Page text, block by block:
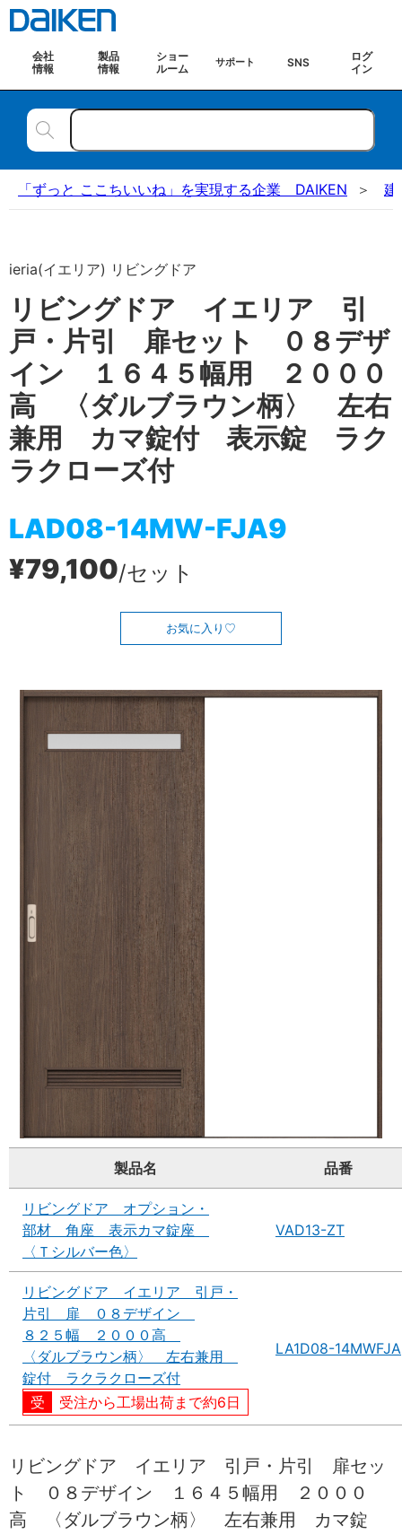
会社
情報
製品
情報
ショー
ルーム
サポート SNS
ログ
イン
「ずっと ここちいいね」を実現する企業 DAIKEN 建
ieria(イエリア) リビングドア
リビングドア イエリア 引
戸・片引 扉セット ０８デザ
イン １６４５幅用 ２０００
高 〈ダルブラウン柄〉 左右
兼用 カマ錠付 表示錠 ラク
ラクローズ付
LAD08-14MW-FJA9
¥79,100/セット
お気に入り
製品名 品番
リビングドア オプション・
部材 角座 表示カマ錠座
〈Ｔシルバー色〉
VAD13-ZT
リビングドア イエリア 引戸・
片引 扉 ０８デザイン
８２５幅 ２０００高
〈ダルブラウン柄〉 左右兼用
錠付 ラクラクローズ付
受注から工場出荷まで約6日
LA1D08-14MWFJA
リビングドア イエリア 引戸・片引 扉セッ
ト ０８デザイン １６４５幅用 ２０００
高 〈ダルブラウン柄〉 左右兼用 カマ錠